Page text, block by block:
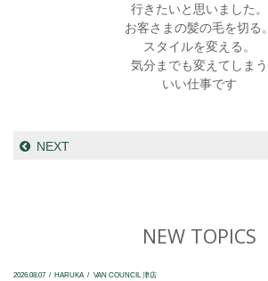
行きたいと思いました。
お客さまの髪の毛を切る。
スタイルを変える。
気分までも変えてしまう
いい仕事です
NEXT
NEW TOPICS
2026.08.07 HARUKA VAN COUNCIL 津店